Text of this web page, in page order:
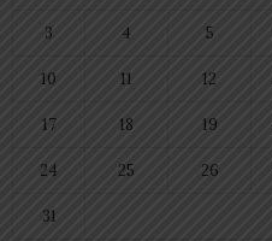
3 4 5
10 11 12
17 18 19
24 25 26
31